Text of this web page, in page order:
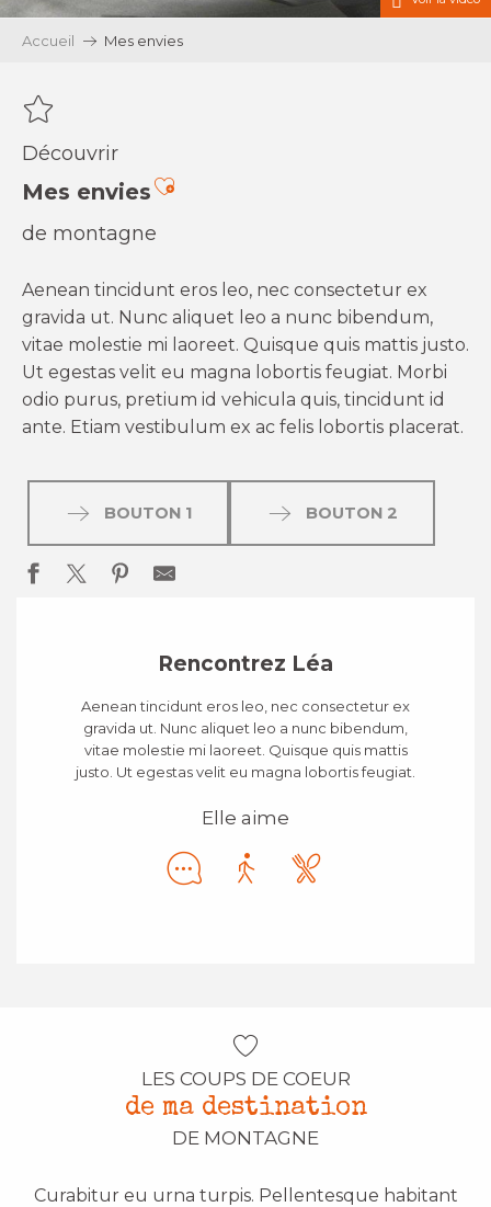
Accueil Mes envies
Découvrir
Mes enviesAjouter aux favoris
de montagne
Aenean tincidunt eros leo, nec consectetur ex
gravida ut. Nunc aliquet leo a nunc bibendum,
vitae molestie mi laoreet. Quisque quis mattis justo.
Ut egestas velit eu magna lobortis feugiat. Morbi
odio purus, pretium id vehicula quis, tincidunt id
ante. Etiam vestibulum ex ac felis lobortis placerat.
BOUTON 1 BOUTON 2
Rencontrez Léa
Aenean tincidunt eros leo, nec consectetur ex
gravida ut. Nunc aliquet leo a nunc bibendum,
vitae molestie mi laoreet. Quisque quis mattis
justo. Ut egestas velit eu magna lobortis feugiat.
Elle aime
LES COUPS DE COEUR
de ma destination
DE MONTAGNE
Curabitur eu urna turpis. Pellentesque habitant